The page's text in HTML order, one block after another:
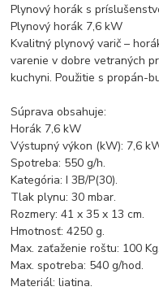
Plynový horák s
Plynový horák 7,6 kW
Kvalitný plynový varič –
varenie v dobre vetraných
kuchyni. Použitie s propán-
Súprava obsahuje:
Horák 7,6 kW
Výstupný výkon (kW): 7,6
Spotreba: 550 g/h.
Kategória: I 3B/P(30).
Tlak plynu: 30 mbar.
Rozmery: 41 x 35 x 13 cm.
Hmotnosť: 4250 g.
Max. zaťaženie roštu: 100 Kg.
Max. spotreba: 540 g/hod.
Materiál: liatina.